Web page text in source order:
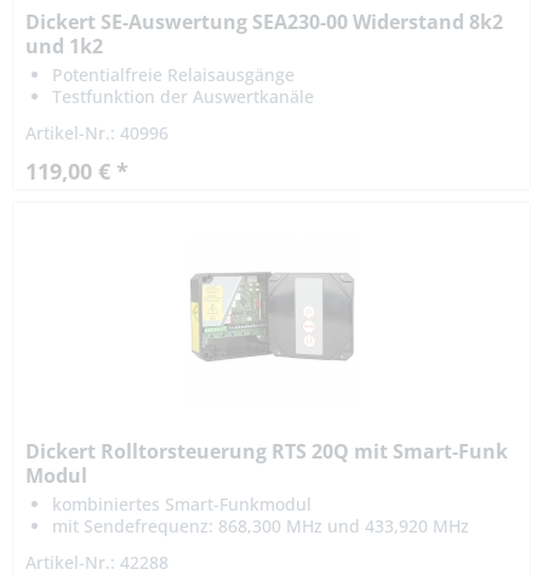
Dickert SE-Auswertung SEA230-00 Widerstand 8k2
und 1k2
Potentialfreie Relaisausgänge
Testfunktion der Auswertkanäle
Artikel-Nr.: 40996
119,00 € *
Dickert Rolltorsteuerung RTS 20Q mit Smart-Funk
Modul
kombiniertes Smart-Funkmodul
mit Sendefrequenz: 868,300 MHz und 433,920 MHz
Artikel-Nr.: 42288